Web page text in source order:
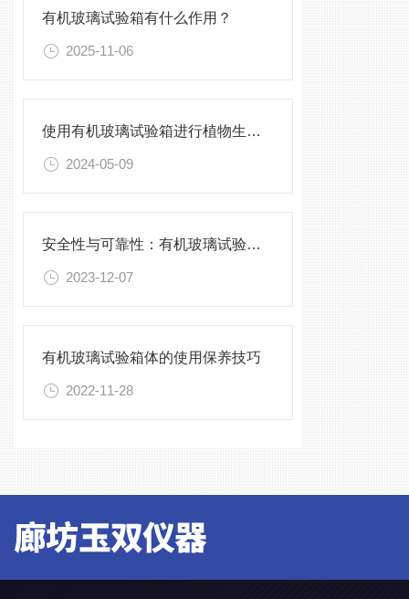
有机玻璃试验箱有什么作用？
2025-11-06
使用有机玻璃试验箱进行植物生长实验的方法与技巧
2024-05-09
安全性与可靠性：有机玻璃试验箱的验证与确认
2023-12-07
有机玻璃试验箱体的使用保养技巧
2022-11-28